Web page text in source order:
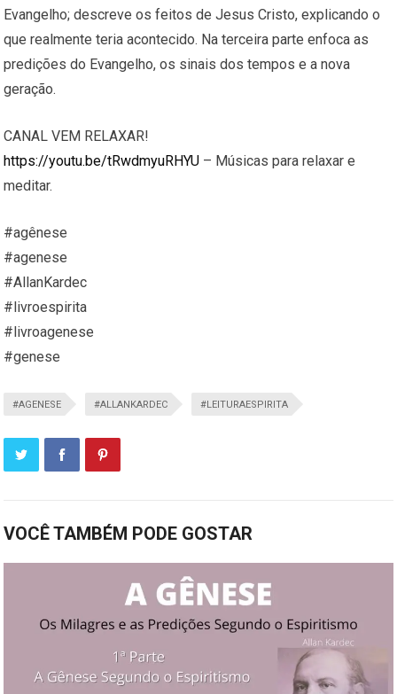
Evangelho; descreve os feitos de Jesus Cristo, explicando o
que realmente teria acontecido. Na terceira parte enfoca as
predições do Evangelho, os sinais dos tempos e a nova
geração.
CANAL VEM RELAXAR!
https://youtu.be/tRwdmyuRHYU – Músicas para relaxar e
meditar.
#agênese
#agenese
#AllanKardec
#livroespirita
#livroagenese
#genese
#AGENESE #ALLANKARDEC #LEITURAESPIRITA
VOCÊ TAMBÉM PODE GOSTAR